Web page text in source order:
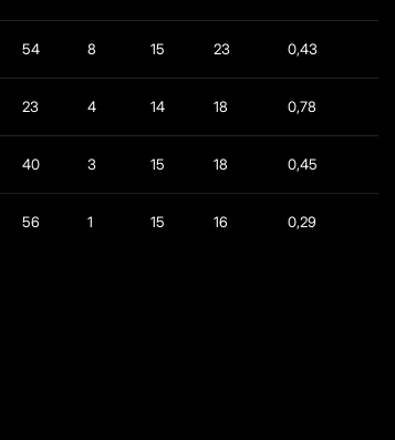
54 8 15 23 0,43
23 4 14 18 0,78
40 3 15 18 0,45
56 1 15 16 0,29